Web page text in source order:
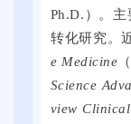
Ph.D.）。
转化研究。
e Medicine
Science
view